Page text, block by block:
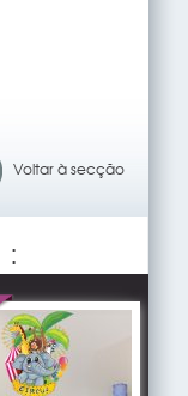
Voltar à secção
: